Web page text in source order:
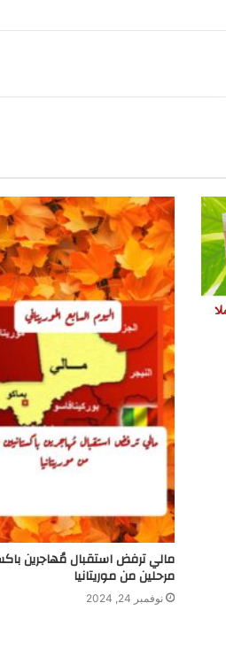
مالي ترفض استقبال مُهاجرين
مرحلين من موريتانيا
نوفمبر 24, 2024